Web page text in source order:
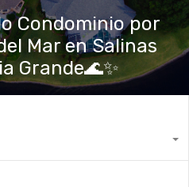
Condominio por
Mar en Salinas
Grande🌊✨